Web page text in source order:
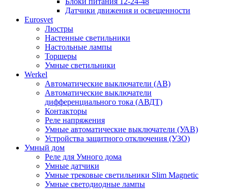
Датчики движения и освещенности
Eurosvet
Люстры
Настенные светильники
Настольные лампы
Торшеры
Умные светильники
Werkel
Автоматические выключатели (АВ)
Автоматические выключатели
дифференциального тока (АВДТ)
Контакторы
Реле напряжения
Умные автоматические выключатели (УАВ)
Устройства защитного отключения (УЗО)
Умный дом
Реле для Умного дома
Умные датчики
Умные трековые светильники Slim Magnetic
Умные светодиодные лампы